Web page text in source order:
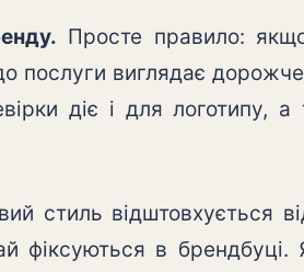
Просте правило:
послуги виглядає
діє і для логотипу, а
стиль відштовхується
фіксуються в